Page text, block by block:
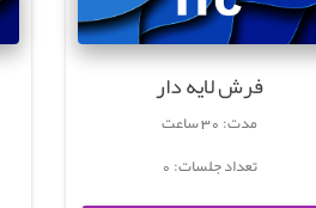
فرش لایه دار
مدت: 30 ساعت
تعداد جلسات: 0